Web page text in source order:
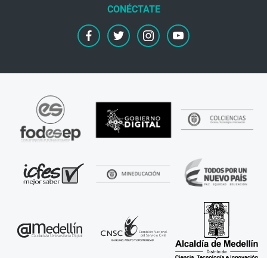
facebooktwitter instagramyoutube